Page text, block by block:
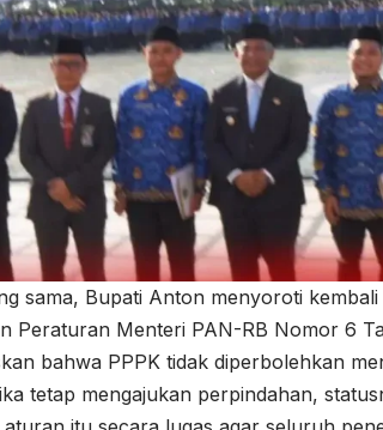
sama, Bupati Anton menyoroti
Peraturan Menteri PAN-RB Nomor 6
bahwa PPPK tidak diperbolehkan
tetap mengajukan perpindahan,